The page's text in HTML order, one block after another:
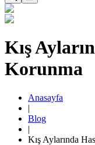
Kış
Korunma
Anasayfa
|
Blog
|
Kış Aylarında